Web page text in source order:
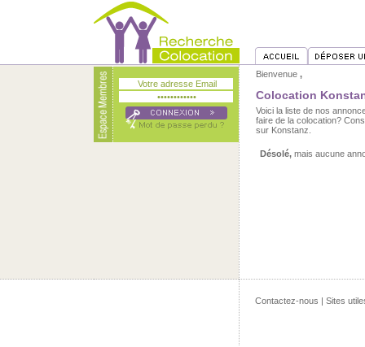
Bienvenue ,
Colocation
Voici la liste de nos
faire de la colocation?
sur Konstanz.
Désolé, mais aucune
Contactez-nous | Sites